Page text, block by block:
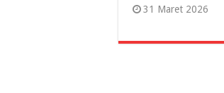
31 Maret 2026